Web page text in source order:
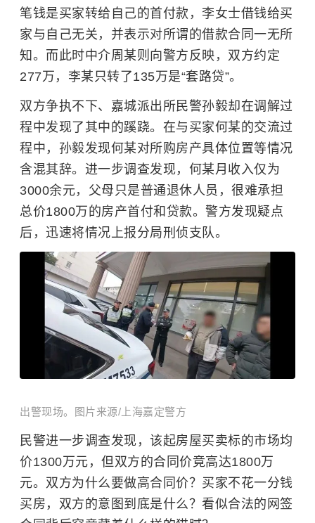
笔钱是买家转给自己的首付款，李女士借钱给买
家与自己无关，并表示对所谓的借款合同一无所
知。而此时中介周某则向警方反映，双方约定
277万，李某只转了135万是“套路贷”。
双方争执不下、嘉城派出所民警孙毅却在调解过
程中发现了其中的蹊跷。在与买家何某的交流过
程中，孙毅发现何某对所购房产具体位置等情况
含混其辞。进一步调查发现，何某月收入仅为
3000余元，父母只是普通退休人员，很难承担
总价1800万的房产首付和贷款。警方发现疑点
后，迅速将情况上报分局刑侦支队。
出警现场。图片来源/上海嘉定警方
民警进一步调查发现，该起房屋买卖标的市场均
价1300万元，但双方的合同价竟高达1800万
元。 双方为什么要做高合同价？买家不花一分钱
买房，双方的意图到底是什么？看似合法的网签